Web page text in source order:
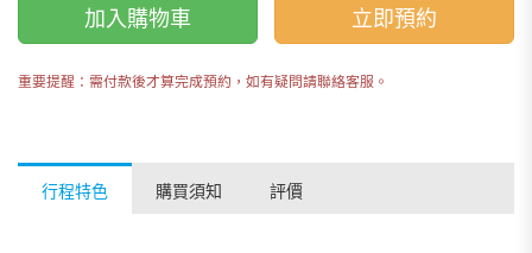
加入購物車 立即預約
重要提醒：需付款後才算完成預約，如有疑問請聯絡客服。
行程特色 購買須知 評價